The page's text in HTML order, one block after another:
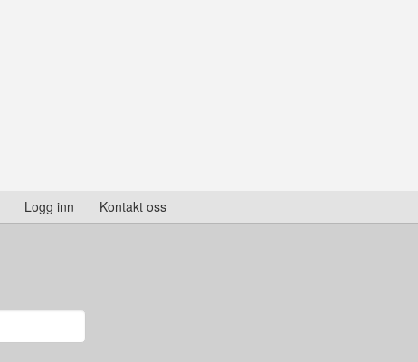
Logg inn Kontakt oss